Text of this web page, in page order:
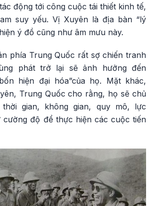
động tới công cuộc tái thiết kinh tế,
suy yếu. Vị Xuyên là địa bàn “lý
ý đồ cũng như âm mưu này.
phía Trung Quốc rất sợ chiến tranh
phát trở lại sẽ ảnh hưởng đến
hiện đại hóa”của họ. Mặt khác,
Trung Quốc cho rằng, họ sẽ chủ
gian, không gian, quy mô, lực
cường độ để thực hiện các cuộc tiến